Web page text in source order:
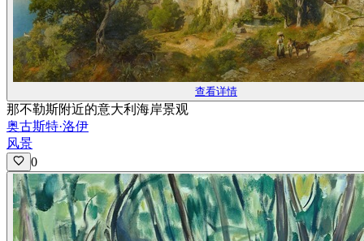
查看详情
那不勒斯附近的意大利海岸景观
奥古斯特·洛伊
风景
0